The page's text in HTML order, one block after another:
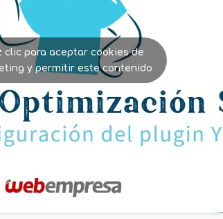
clic para aceptar cookies de
y permitir este contenido